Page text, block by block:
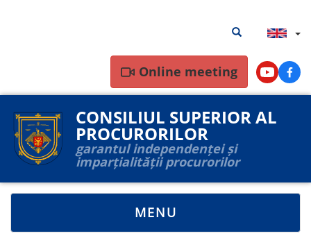
Search
results
Search results
Online meeting Youtube
CONSILIUL SUPERIOR AL
PROCURORILOR
garantul independenței și
imparțialității procurorilor
TOGGLE
NAVIGATION
MENU